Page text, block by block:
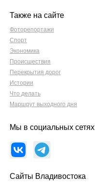
Также на сайте
Фоторепортажи
Спорт
Экономика
Происшествия
Перекрытия дорог
Истории
Что делать
Маршрут выходного дня
Мы в социальных сетях
Сайты Владивостока